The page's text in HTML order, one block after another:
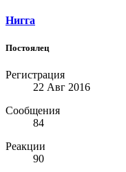
Нигга
Постоялец
Регистрация
22 Авг 2016
Сообщения
84
Реакции
90